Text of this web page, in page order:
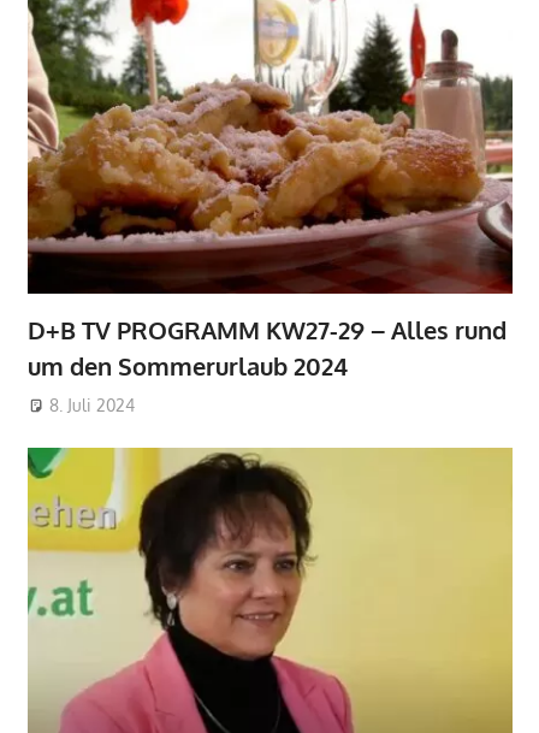
D+B TV PROGRAMM KW27-29 – Alles rund
um den Sommerurlaub 2024
8. Juli 2024